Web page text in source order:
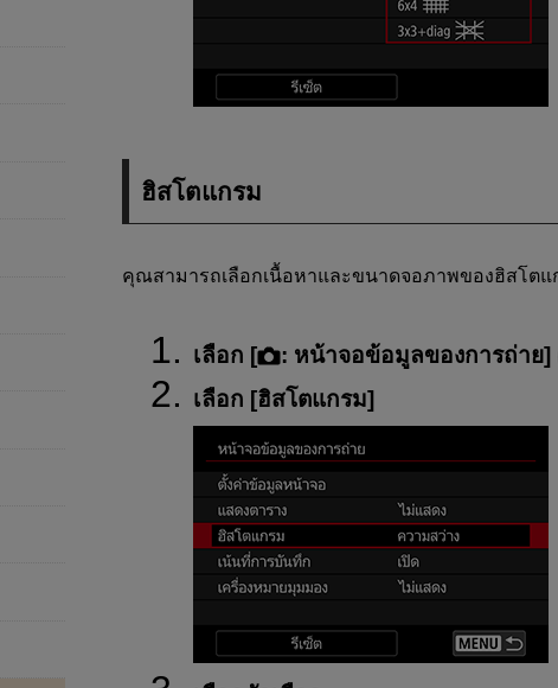
ฮิสโตแกรม
คุณสามารถเลือกเนื้อหาและขนาดจอภาพของฮิสโตแ
เลือก [ : หน้าจอข้อมูลของการถ่าย]
เลือก [ฮิสโตแกรม]